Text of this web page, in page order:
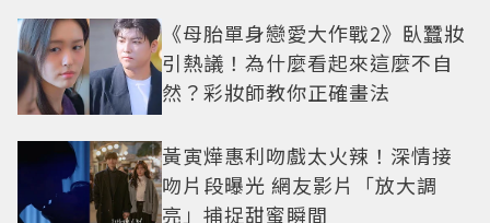
《母胎單身戀愛大作戰2》臥蠶妝
引熱議！為什麼看起來這麼不自
然？彩妝師教你正確畫法
黃寅燁惠利吻戲太火辣！深情接
吻片段曝光 網友影片「放大調
亮」捕捉甜蜜瞬間